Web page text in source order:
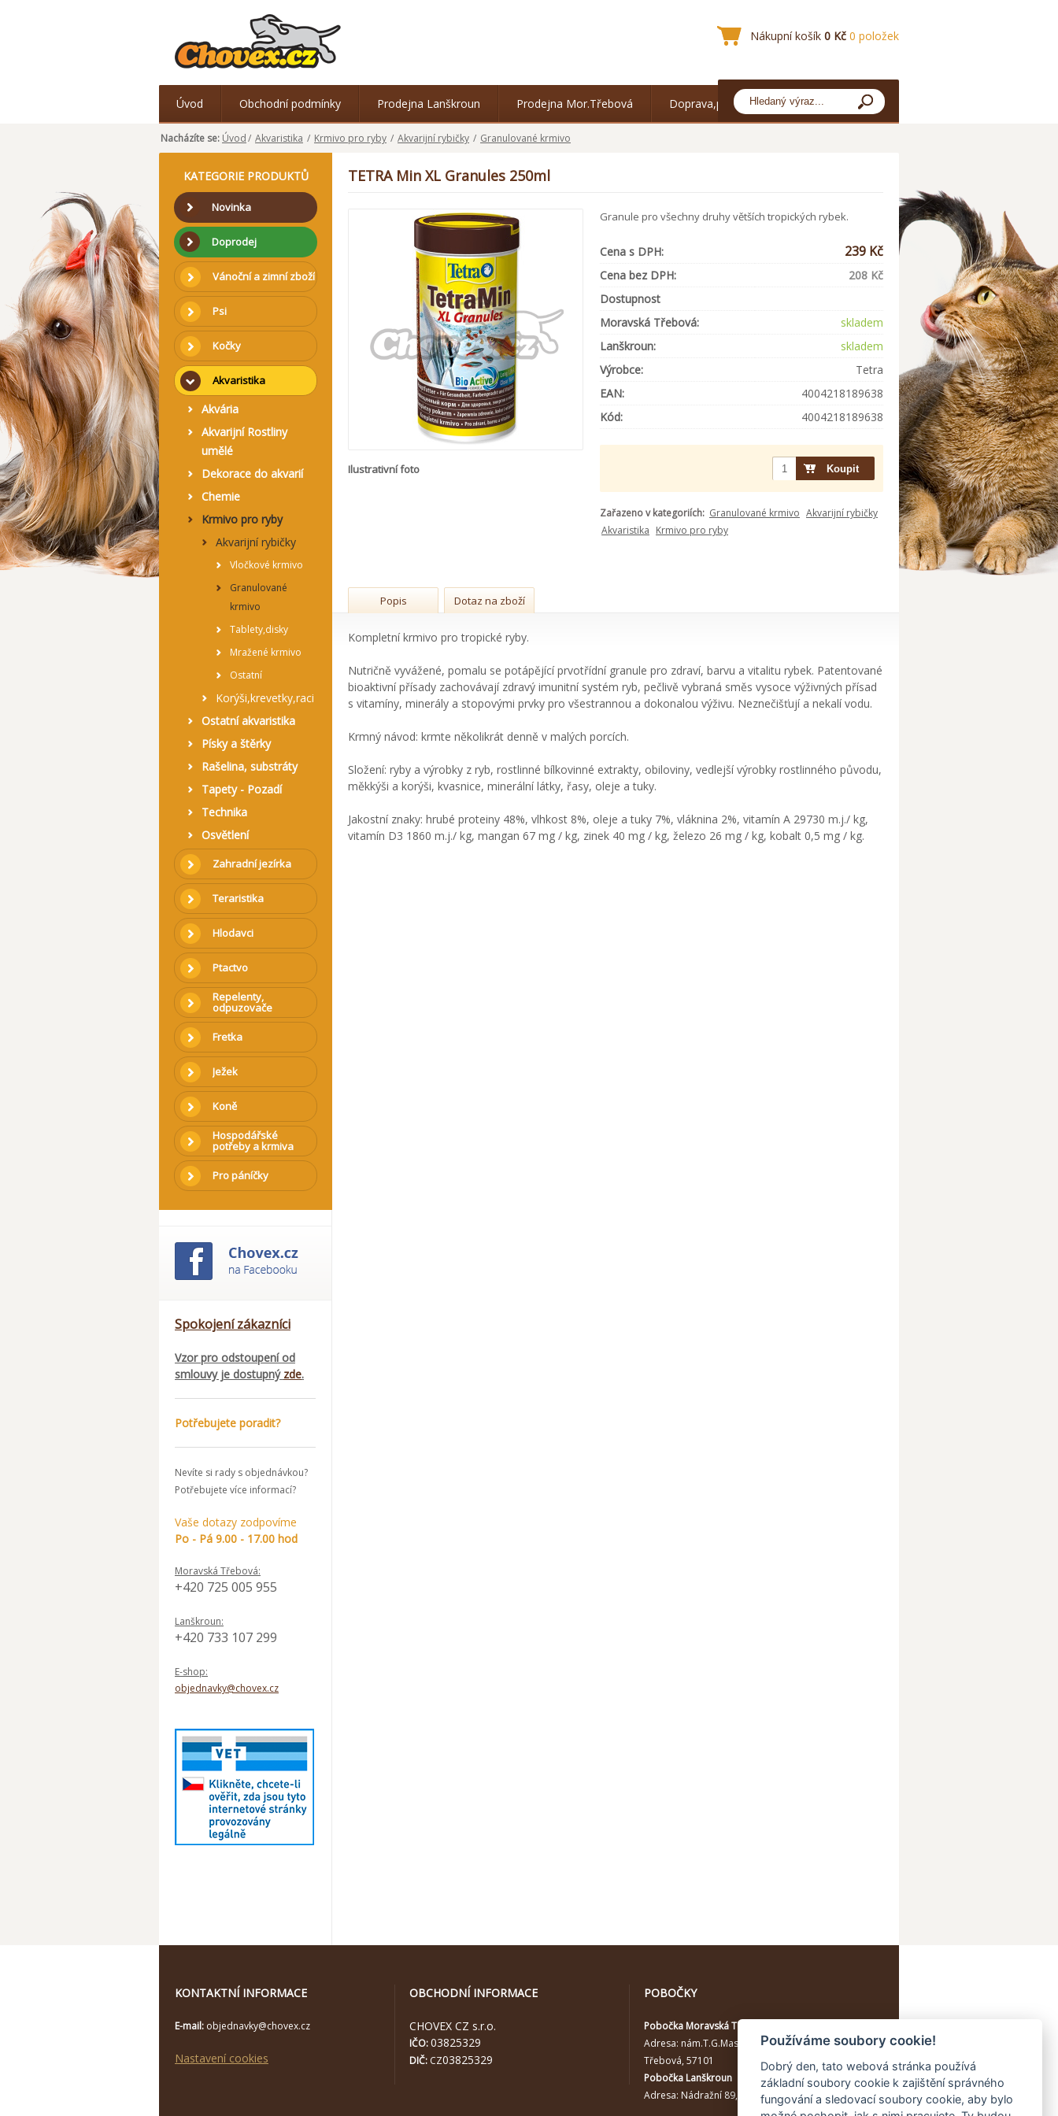
Nákupní košík 0 Kč 0 položek
Úvod Obchodní podmínky Prodejna Lanškroun Prodejna Mor.Třebová Doprava,platba
Nacházíte se: Úvod/ Akvaristika / Krmivo pro ryby / Akvarijní rybičky / Granulované krmivo
KATEGORIE PRODUKTŮ
Novinka
Doprodej
Vánoční a zimní zboží
Psi
Kočky
Akvaristika
Akvária
Akvarijní Rostliny
umělé
Dekorace do akvarií
Chemie
Krmivo pro ryby
Akvarijní rybičky
Vločkové krmivo
Granulované
krmivo
Tablety,disky
Mražené krmivo
Ostatní
Korýši,krevetky,raci
Ostatní akvaristika
Písky a štěrky
Rašelina, substráty
Tapety - Pozadí
Technika
Osvětlení
Zahradní jezírka
Teraristika
Hlodavci
Ptactvo
Repelenty,
odpuzovače
Fretka
Ježek
Koně
Hospodářské
potřeby a krmiva
Pro páníčky
Spokojení zákazníci
Vzor pro odstoupení od
smlouvy je dostupný zde.
Potřebujete poradit?
Nevíte si rady s objednávkou?
Potřebujete více informací?
Vaše dotazy zodpovíme
Po - Pá 9.00 - 17.00 hod
Moravská Třebová:
+420 725 005 955
Lanškroun:
+420 733 107 299
E-shop:
objednavky@chovex.cz
TETRA Min XL Granules 250ml
Ilustrativní foto
Granule pro všechny druhy větších tropických rybek.
Cena s DPH: 239 Kč
Cena bez DPH:
208 Kč
Dostupnost
Moravská Třebová:
skladem
Lanškroun:
skladem
Výrobce:
Tetra
EAN:
4004218189638
Kód:
4004218189638
Zařazeno v kategoriích: Granulované krmivo Akvarijní rybičky
Akvaristika Krmivo pro ryby
Popis Dotaz na zboží
Kompletní krmivo pro tropické ryby.
Nutričně vyvážené, pomalu se potápějící prvotřídní granule pro zdraví, barvu a vitalitu rybek. Patentované
bioaktivní přísady zachovávají zdravý imunitní systém ryb, pečlivě vybraná směs vysoce výživných přísad
s vitamíny, minerály a stopovými prvky pro všestrannou a dokonalou výživu. Neznečišťují a nekalí vodu.
Krmný návod: krmte několikrát denně v malých porcích.
Složení: ryby a výrobky z ryb, rostlinné bílkovinné extrakty, obiloviny, vedlejší výrobky rostlinného původu,
měkkýši a korýši, kvasnice, minerální látky, řasy, oleje a tuky.
Jakostní znaky: hrubé proteiny 48%, vlhkost 8%, oleje a tuky 7%, vláknina 2%, vitamín A 29730 m.j./ kg,
vitamín D3 1860 m.j./ kg, mangan 67 mg / kg, zinek 40 mg / kg, železo 26 mg / kg, kobalt 0,5 mg / kg.
KONTAKTNÍ INFORMACE
E-mail: objednavky@chovex.cz
Nastavení cookies
OBCHODNÍ INFORMACE
CHOVEX CZ s.r.o.
IČO:03825329
DIČ: CZ03825329
POBOČKY
Pobočka Moravská Třebová
Adresa: nám.T.G.Masaryka 114/10a, Moravská
Třebová, 57101
Pobočka Lanškroun
Adresa: Nádražní 89, Lanškroun, 56301
Používáme soubory cookie!
Dobrý den, tato webová stránka používá
základní soubory cookie k zajištění správného
fungování a sledovací soubory cookie, aby bylo